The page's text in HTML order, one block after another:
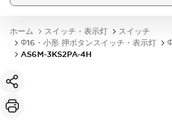
ホーム スイッチ・表示灯
スイッチ
Φ16・小形 押ボタンスイッチ・表示灯
AS6M-3KS2PA-4H